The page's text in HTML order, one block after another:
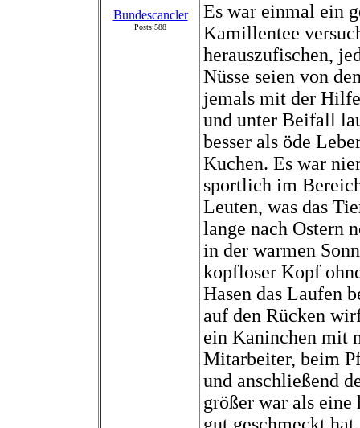
Bundescancler
Posts:588
Es war einmal ein
Kamillentee
herauszufischen,
Nüsse seien von
jemals mit der
und unter Beifall
besser als öde
Kuchen. Es war
sportlich im
Leuten, was das
lange nach Ostern
in der warmen
kopfloser Kopf
Hasen das Laufen
auf den Rücken
ein Kaninchen mit
Mitarbeiter, beim
und anschließend
größer war als eine